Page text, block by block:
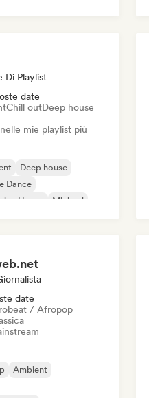
Di Playlist
date
Chill outDeep house
mie playlist più
Deep house
Dance
House
Minimal
date
/ Afropop
Ambient